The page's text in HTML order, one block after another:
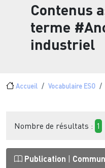
Contenus
terme
industriel
Fil d'Ariane
Accueil Vocabulaire ESO
Nombre de résultats : 1
Publication